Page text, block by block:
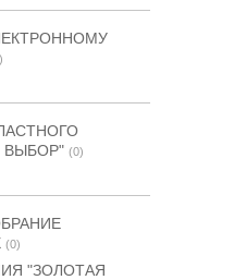
ВЫБОР" (0)
(0)
"ЗОЛОТАЯ